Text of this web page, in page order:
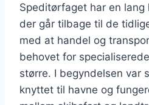
Speditørfaget har en lang
der går tilbage til de
med at handel og
behovet for
større. I begyndelsen var
knyttet til havne og